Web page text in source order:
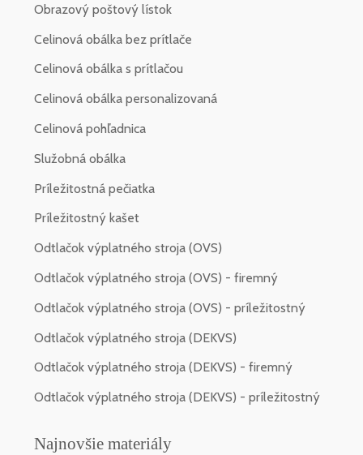
Obrazový poštový lístok
Celinová obálka bez prítlače
Celinová obálka s prítlačou
Celinová obálka personalizovaná
Celinová pohľadnica
Služobná obálka
Príležitostná pečiatka
Príležitostný kašet
Odtlačok výplatného stroja (OVS)
Odtlačok výplatného stroja (OVS) - firemný
Odtlačok výplatného stroja (OVS) - príležitostný
Odtlačok výplatného stroja (DEKVS)
Odtlačok výplatného stroja (DEKVS) - firemný
Odtlačok výplatného stroja (DEKVS) - príležitostný
Najnovšie materiály